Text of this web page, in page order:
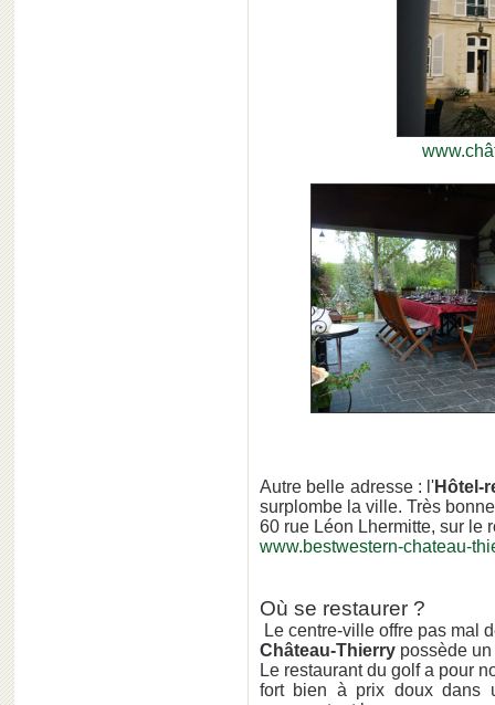
Autre belle adresse : l'Hôtel-
surplombe la ville. Très
60 rue Léon Lhermitte, sur le
www.bestwestern-chateau-
Où se restaurer ?
Le centre-ville offre pas mal
Château-Thierry possède
Le restaurant du golf a pour
fort bien à prix doux dans